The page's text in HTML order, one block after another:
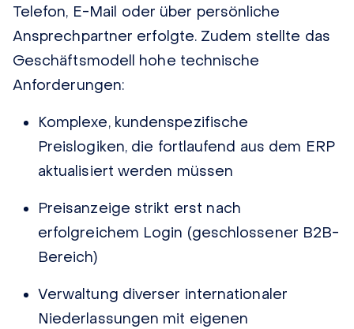
Telefon, E-Mail oder über persönliche
Ansprechpartner erfolgte. Zudem stellte das
Geschäftsmodell hohe technische
Anforderungen:
Komplexe, kundenspezifische
Preislogiken, die fortlaufend aus dem ERP
aktualisiert werden müssen
Preisanzeige strikt erst nach
erfolgreichem Login (geschlossener B2B-
Bereich)
Verwaltung diverser internationaler
Niederlassungen mit eigenen